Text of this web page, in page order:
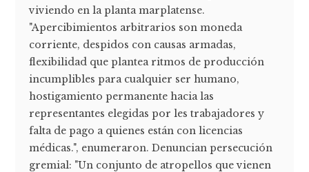
viviendo en la planta marplatense.
"Apercibimientos arbitrarios son moneda
corriente, despidos con causas armadas,
flexibilidad que plantea ritmos de producción
incumplibles para cualquier ser humano,
hostigamiento permanente hacia las
representantes elegidas por les trabajadores y
falta de pago a quienes están con licencias
médicas.", enumeraron. Denuncian persecución
gremial: "Un conjunto de atropellos que vienen